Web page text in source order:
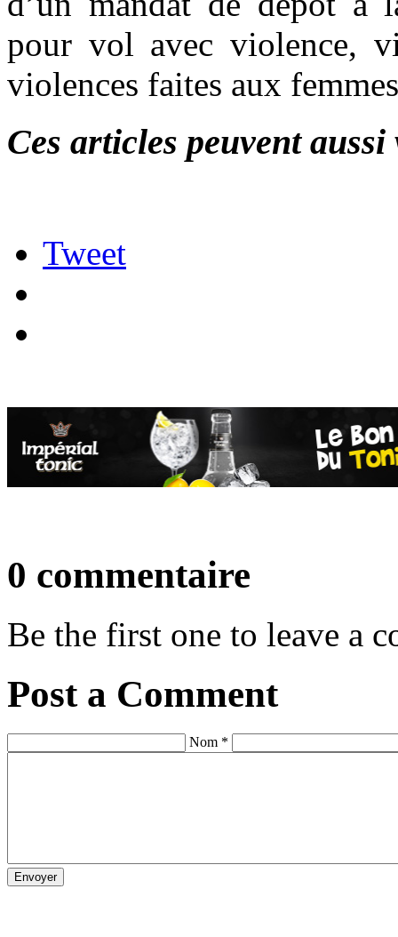
pour vol avec violence,
violences faites aux
Ces articles peuvent
Tweet
0 commentaire
Be the first one to leave a
Post a Comment
Nom *